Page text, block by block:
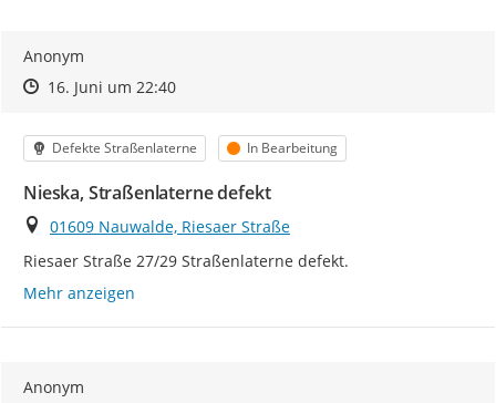
Anonym
Zeitpunkt des Erstellens
Zeitpunkt des Erstellens
16. Juni um 22:40Zur Äußerung
Kategorie
Defekte Straßenlaterne Status
In Bearbeitung
Nieska, Straßenlaterne defekt
Ort
01609 Nauwalde, Riesaer Straße
Riesaer Straße 27/29 Straßenlaterne defekt.
Mehr anzeigen
Anonym